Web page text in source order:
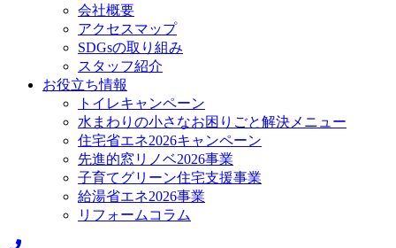
会社概要
アクセスマップ
SDGsの取り組み
スタッフ紹介
お役立ち情報
トイレキャンペーン
水まわりの小さなお困りごと解決メニュー
住宅省エネ2026キャンペーン
先進的窓リノベ2026事業
子育てグリーン住宅支援事業
給湯省エネ2026事業
リフォームコラム